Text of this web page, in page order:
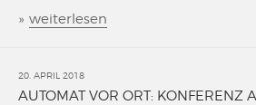
» weiterlesen
20. APRIL 2018
AUTOMAT VOR ORT: KONFERENZ